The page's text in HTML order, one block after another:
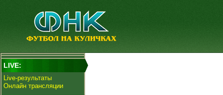
LIVE:
Live-результаты
Онлайн трансляции